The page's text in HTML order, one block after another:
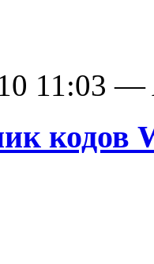
11:03 —
кодов